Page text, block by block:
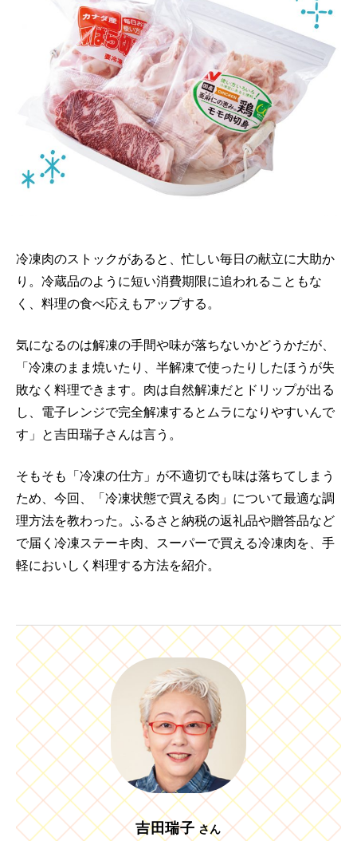
冷凍肉のストックがあると、忙しい毎日の献立に大助か
り。冷蔵品のように短い消費期限に追われることもな
く、料理の食べ応えもアップする。
気になるのは解凍の手間や味が落ちないかどうかだが、
「冷凍のまま焼いたり、半解凍で使ったりしたほうが失
敗なく料理できます。肉は自然解凍だとドリップが出る
し、電子レンジで完全解凍するとムラになりやすいんで
す」と吉田瑞子さんは言う。
そもそも「冷凍の仕方」が不適切でも味は落ちてしまう
ため、今回、「冷凍状態で買える肉」について最適な調
理方法を教わった。ふるさと納税の返礼品や贈答品など
で届く冷凍ステーキ肉、スーパーで買える冷凍肉を、手
軽においしく料理する方法を紹介。
吉田瑞子 さん